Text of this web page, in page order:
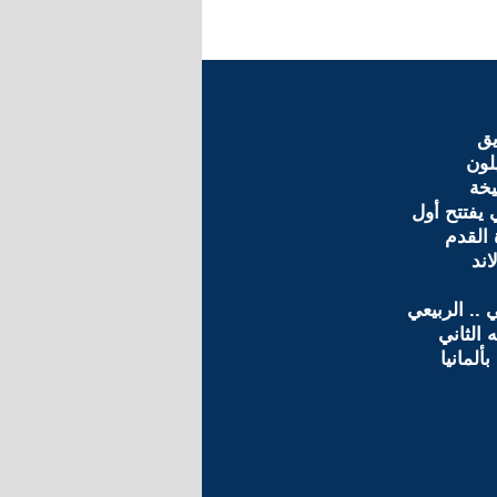
يفتتح أول
القدم
.. الربيعي